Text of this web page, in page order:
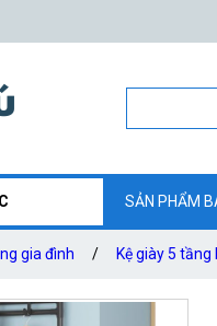
SẢN PHẨM
gia đình / Kệ giày 5